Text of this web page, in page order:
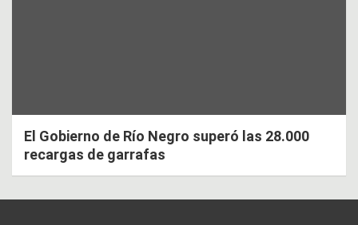
El Gobierno de Río Negro superó las 28.000
recargas de garrafas